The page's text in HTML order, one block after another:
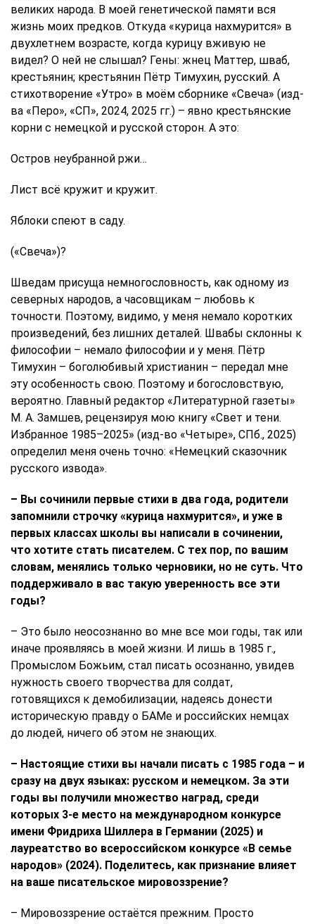
великих народа. В моей генетической памяти вся
жизнь моих предков. Откуда «курица нахмурится» в
двухлетнем возрасте, когда курицу вживую не
видел? О ней не слышал? Гены: жнец Маттер, шваб,
крестьянин; крестьянин Пётр Тимухин, русский. А
стихотворение «Утро» в моём сборнике «Свеча» (изд-
ва «Перо», «СП», 2024, 2025 гг.) – явно крестьянские
корни с немецкой и русской сторон. А это:
Остров неубранной ржи…
Лист всё кружит и кружит.
Яблоки спеют в саду.
(«Свеча»)?
Шведам присуща немногословность, как одному из
северных народов, а часовщикам – любовь к
точности. Поэтому, видимо, у меня немало коротких
произведений, без лишних деталей. Швабы склонны к
философии – немало философии и у меня. Пётр
Тимухин – боголюбивый христианин – передал мне
эту особенность свою. Поэтому и богословствую,
вероятно. Главный редактор «Литературной газеты»
М. А. Замшев, рецензируя мою книгу «Свет и тени.
Избранное 1985–2025» (изд-во «Четыре», СПб., 2025)
определил меня очень точно: «Немецкий сказочник
русского извода».
– Вы сочинили первые стихи в два года, родители
запомнили строчку «курица нахмурится», и уже в
первых классах школы вы написали в сочинении,
что хотите стать писателем. С тех пор, по вашим
словам, менялись только черновики, но не суть. Что
поддерживало в вас такую уверенность все эти
годы?
– Это было неосознанно во мне все мои годы, так или
иначе проявляясь в моей жизни. И лишь в 1985 г.,
Промыслом Божьим, стал писать осознанно, увидев
нужность своего творчества для солдат,
готовящихся к демобилизации, надеясь донести
историческую правду о БАМе и российских немцах
до людей, ничего об этом не знающих.
– Настоящие стихи вы начали писать с 1985 года – и
сразу на двух языках: русском и немецком. За эти
годы вы получили множество наград, среди
которых 3-е место на международном конкурсе
имени Фридриха Шиллера в Германии (2025) и
лауреатство во всероссийском конкурсе «В семье
народов» (2024). Поделитесь, как признание влияет
на ваше писательское мировоззрение?
– Мировоззрение остаётся прежним. Просто